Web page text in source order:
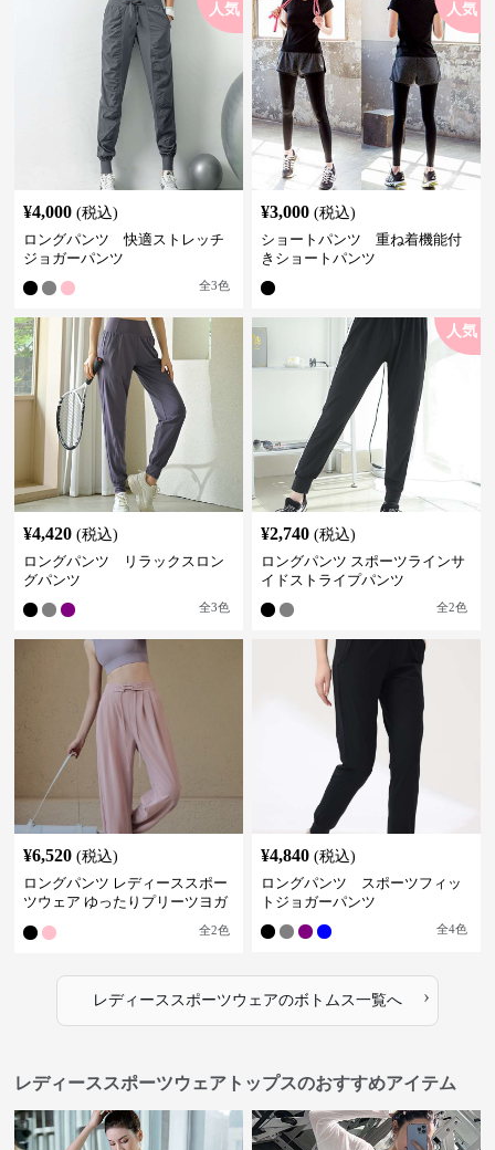
人気
¥4,000 (税込)
ロングパンツ 快適ストレッチ
ジョガーパンツ
全3色
人気
¥3,000 (税込)
ショートパンツ 重ね着機能付
きショートパンツ
¥4,420 (税込)
ロングパンツ リラックスロン
グパンツ
全3色
人気
¥2,740 (税込)
ロングパンツ スポーツラインサ
イドストライプパンツ
全2色
¥6,520 (税込)
ロングパンツ レディーススポー
ツウェア ゆったりプリーツヨガ
全2色
¥4,840 (税込)
ロングパンツ スポーツフィッ
トジョガーパンツ
全4色
レディーススポーツウェアのボトムス一覧へ ›
レディーススポーツウェアトップスのおすすめアイテム